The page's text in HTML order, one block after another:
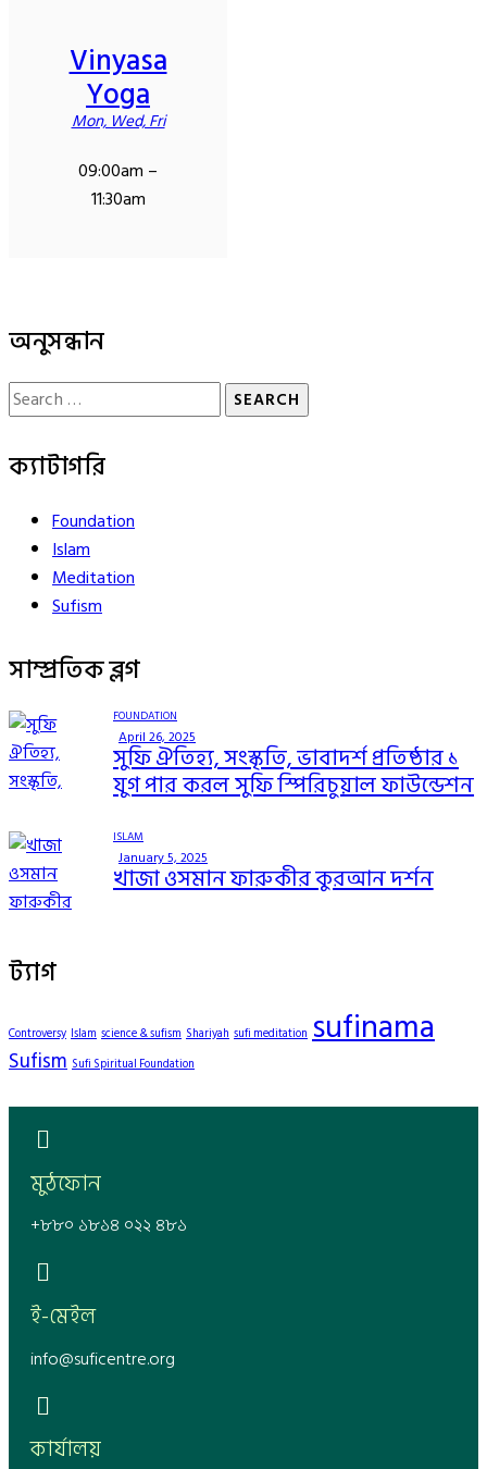
Vinyasa
Yoga
Mon, Wed, Fri
09:00am –
11:30am
অনুসন্ধান
ক্যাটাগরি
Foundation
Islam
Meditation
Sufism
সাম্প্রতিক ব্লগ
FOUNDATION
April 26, 2025
সুফি ঐতিহ্য, সংস্কৃতি, ভাবাদর্শ প্রতিষ্ঠার ১
যুগ পার করল সুফি স্পিরিচুয়াল ফাউন্ডেশন
ISLAM
January 5, 2025
খাজা ওসমান ফারুকীর কুরআন দর্শন
ট্যাগ
Controversy Islam science & sufism Shariyah sufi meditation sufinama
Sufism Sufi Spiritual Foundation
মুঠফোন
+৮৮০ ১৮১৪ ০২২ ৪৮১
ই-মেইল
info@suficentre.org
কার্যালয়